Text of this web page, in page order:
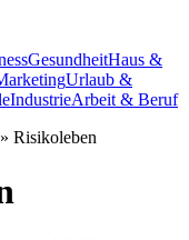
GesundheitHaus &
Urlaub &
IndustrieArbeit & Beruf
» Risikoleben